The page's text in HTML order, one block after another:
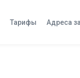
Тарифы Адреса